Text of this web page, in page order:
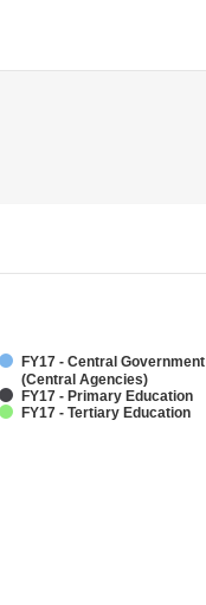
FY17 - Central Government
(Central Agencies)
FY17 - Primary Education
FY17 - Tertiary Education